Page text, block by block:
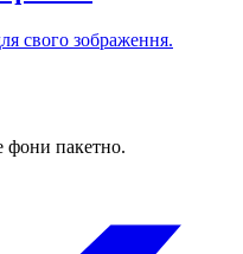
свого зображення.
фони пакетно.